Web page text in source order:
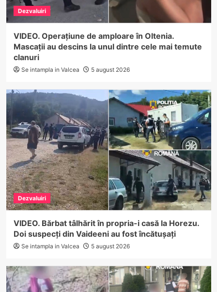
Dezvaluiri
VIDEO. Operațiune de amploare în Oltenia.
Mascații au descins la unul dintre cele mai temute
clanuri
Se intampla in Valcea 5 august 2026
Dezvaluiri
VIDEO. Bărbat tâlhărit în propria-i casă la Horezu.
Doi suspecți din Vaideeni au fost încătușați
Se intampla in Valcea 5 august 2026